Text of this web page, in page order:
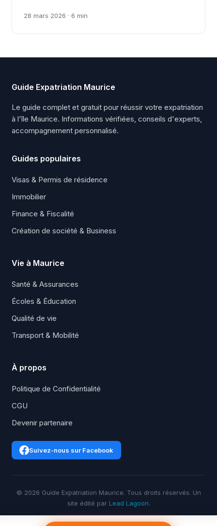
28 mars 2026 · 6 min
Guide Expatriation Maurice
Le guide complet et gratuit pour réussir votre expatriation
à l'île Maurice. Informations vérifiées, conseils d'experts,
accompagnement personnalisé.
Guides populaires
Visas & Permis de résidence
Immobilier
Finance & Fiscalité
Création de société & Business
Vie à Maurice
Santé & Assurances
Écoles & Éducation
Qualité de vie
Transport & Mobilité
À propos
Politique de Confidentialité
CGU
Devenir partenaire
Suivez-nous sur Facebook
© 2026 Guide Expatriation Maurice. Tous droits réservés. Un
site édité par Lead Lagoon.